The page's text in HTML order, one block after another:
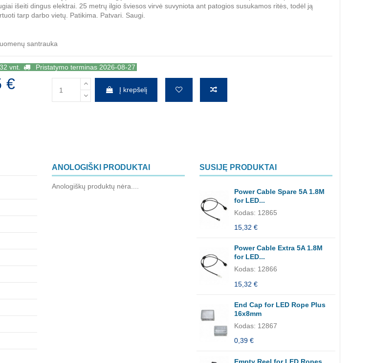
išeiti dingus elektrai. 25 metrų ilgio šviesos virvė suvyniota ant patogios susukamos ritės, todėl ją
tarp darbo vietų. Patikima. Patvari. Saugi.
santrauka
vnt. Pristatymo terminas 2026-08-27
€ Į krepšelį
ANOLOGIŠKI PRODUKTAI
Anologiškų produktų nėra....
SUSIJĘ PRODUKTAI
Power Cable Spare 5A 1.8M
for LED...
Kodas: 12865
15,32 €
Power Cable Extra 5A 1.8M
for LED...
Kodas: 12866
15,32 €
End Cap for LED Rope Plus
16x8mm
Kodas: 12867
0,39 €
Empty Reel for LED Ropes